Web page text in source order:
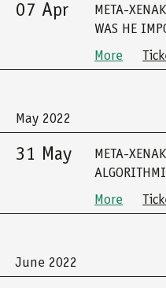
07 Apr
META-
WAS HE
More
May 2022
31 May
META-
More
June 2022